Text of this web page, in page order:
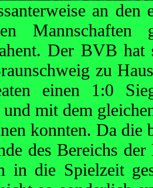
an den
Der BVB hat
zu
einen 1:0
und mit dem
konnten. Da die
des Bereichs
in die Spielzeit